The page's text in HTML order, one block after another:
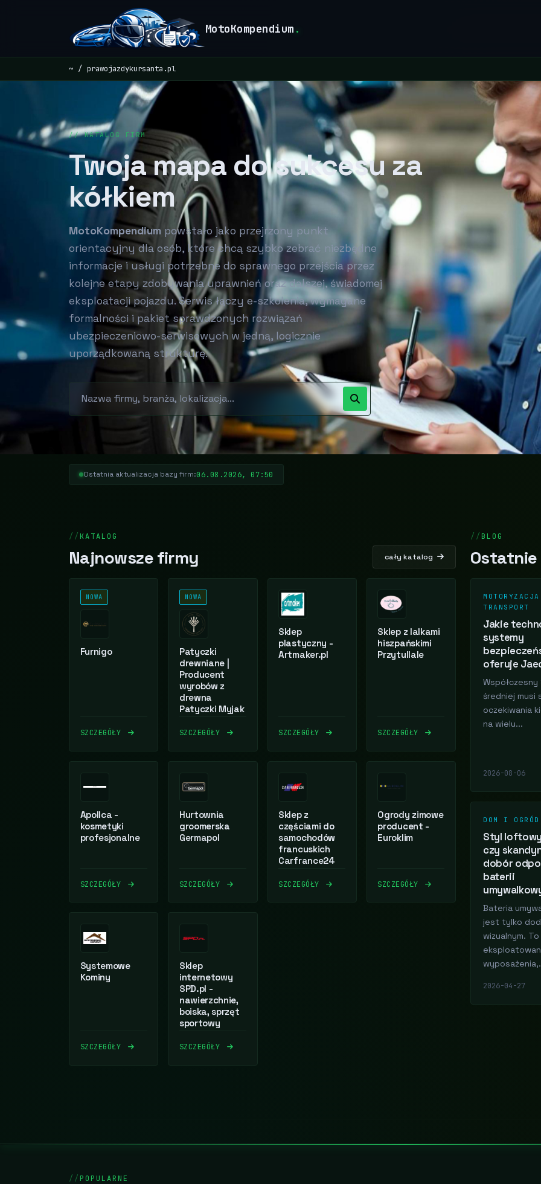
MotoKompendium .
~ prawojazdykursanta.pl
// KATALOG FIRM
Twoja mapa do sukcesu za
kółkiem
MotoKompendium powstało jako przejrzony punkt
orientacyjny dla osób, które chcą szybko zebrać niezbędne
informacje i usługi potrzebne do sprawnego przejścia przez
kolejne etapy zdobywania uprawnień oraz dalszej, świadomej
eksploatacji pojazdu. Serwis łączy e-szkolenia, wymagane
formalności i pakiet sprawdzonych rozwiązań
ubezpieczeniowo-serwisowych w jedną, logicznie
uporządkowaną strukturę.
Ostatnia aktualizacja bazy firm:06.08.2026, 07:50
KATALOG
Najnowsze firmy cały katalog
NOWA
Furnigo
SZCZEGÓŁY
NOWA
Patyczki
drewniane |
Producent
wyrobów z
drewna
Patyczki Myjak
SZCZEGÓŁY
Sklep
plastyczny -
Artmaker.pl
SZCZEGÓŁY
Sklep z lalkami
hiszpańskimi
Przytullale
SZCZEGÓŁY
Apollca -
kosmetyki
profesjonalne
SZCZEGÓŁY
Hurtownia
groomerska
Germapol
SZCZEGÓŁY
Sklep z
częściami do
samochodów
francuskich
Carfrance24
SZCZEGÓŁY
Ogrody zimowe
producent -
Euroklim
SZCZEGÓŁY
Systemowe
Kominy
SZCZEGÓŁY
Sklep
internetowy
SPD.pl -
nawierzchnie,
boiska, sprzęt
sportowy
SZCZEGÓŁY
BLOG
TRANSPORT
Jakie
systemy
oferuje
Współczesny
średniej musi
oczekiwania
na wielu...
2026-08-06
DOM I OGRÓD
Styl
czy
dobór
baterii
Bateria
jest tylko
wizualnym.
2026-04-27
POPULARNE